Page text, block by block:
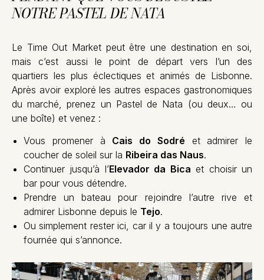
NOTRE PASTEL DE NATA
Le Time Out Market peut être une destination en soi,
mais c’est aussi le point de départ vers l’un des
quartiers les plus éclectiques et animés de Lisbonne.
Après avoir exploré les autres espaces gastronomiques
du marché, prenez un Pastel de Nata (ou deux… ou
une boîte) et venez :
Vous promener à Cais do Sodré et admirer le
coucher de soleil sur la Ribeira das Naus.
Continuer jusqu’à l’Elevador da Bica et choisir un
bar pour vous détendre.
Prendre un bateau pour rejoindre l’autre rive et
admirer Lisbonne depuis le Tejo.
Ou simplement rester ici, car il y a toujours une autre
fournée qui s’annonce.